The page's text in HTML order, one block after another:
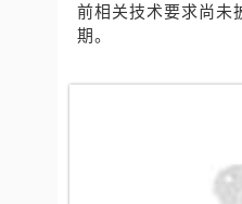
前相关技术要求尚未
期。